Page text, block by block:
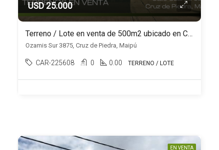
USD 25.000
Terreno / Lote en venta de 500m2 ubicado en Cruz de Piedra
Ozamis Sur 3875, Cruz de Piedra, Maipú
CAR-225608 0 0.00 TERRENO / LOTE
EN VENTA